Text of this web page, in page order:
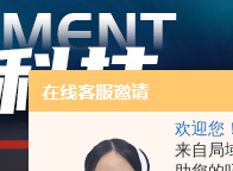
欢迎您！
来自局